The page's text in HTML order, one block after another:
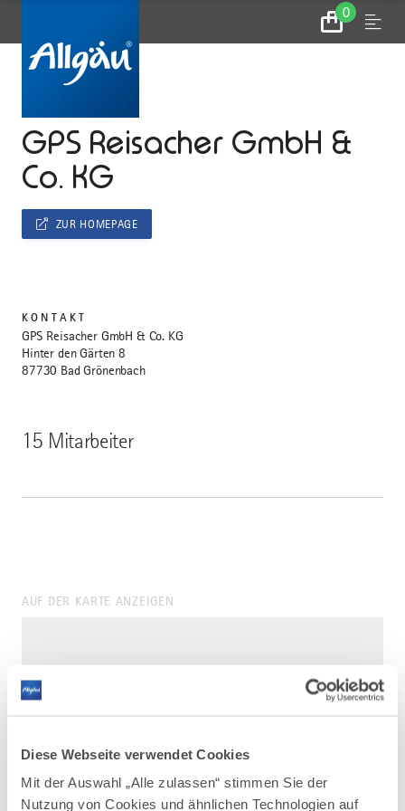
Diese Webseite verwendet Cookies
Mit der Auswahl „Alle zulassen“ stimmen Sie der
Nutzung von Cookies und ähnlichen Technologien auf
0
Zum
Warenkorb
Menu
GPS Reisacher GmbH &
Co. KG
15 Mitarbeiter
ZUR HOMEPAGE
KONTAKT
GPS Reisacher GmbH & Co. KG
Hinter den Gärten 8
87730 Bad Grönenbach
AUF DER KARTE ANZEIGEN